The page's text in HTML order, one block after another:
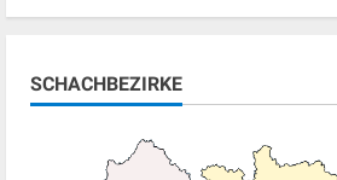
SCHACHBEZIRKE